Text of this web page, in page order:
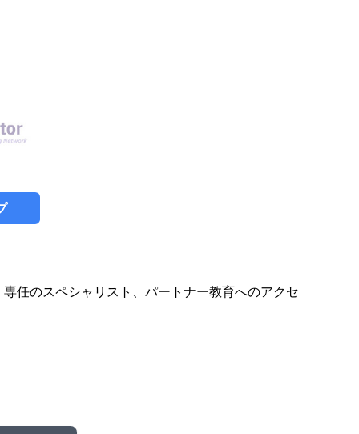
任のスペシャリスト、パートナー教育へのアクセ